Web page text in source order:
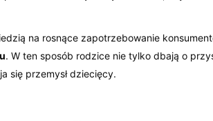
na rosnące zapotrzebowanie
. W ten sposób rodzice nie tylko dbają o
się przemysł dziecięcy.